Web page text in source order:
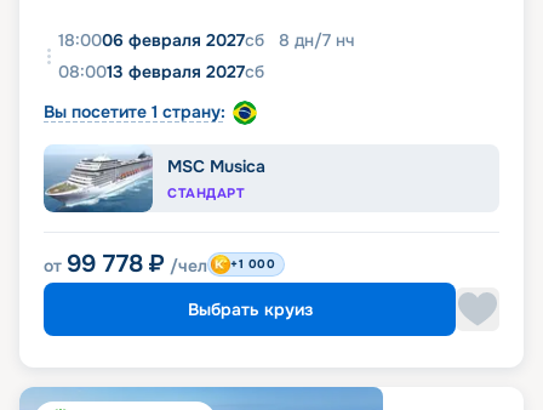
18:0006 февраля 2027сб 8 дн/7 нч
08:0013 февраля 2027сб
Вы посетите 1 страну:
MSC Musica
СТАНДАРТ
от 99 778 ₽ /чел +1 000
Выбрать круиз